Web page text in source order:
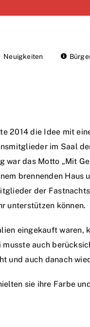
Neuigkeiten
2014 die Idee mit
im Saal
das Motto „Mit
brennenden Haus
der
unterstützen können.
eingekauft waren,
auch
auch danach
sie ihre Farbe